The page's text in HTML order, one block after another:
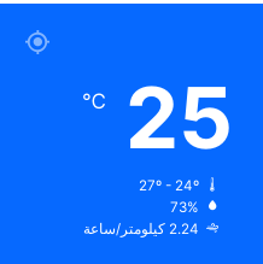
25
℃
73%
2.24 كيلومتر/ساعة